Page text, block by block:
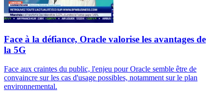
Face à la défiance, Oracle valorise les avantages de
la 5G
Face aux craintes du public, l'enjeu pour Oracle semble être de
convaincre sur les cas d'usage possibles, notamment sur le plan
environnemental.